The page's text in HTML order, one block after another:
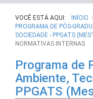
VOCÊ ESTÁ AQUI:
INÍCIO
PROGRAMA DE PÓS-
SOCIEDADE - PPGATS
NORMATIVAS INTERNAS
Programa de
Ambiente,
PPGATS